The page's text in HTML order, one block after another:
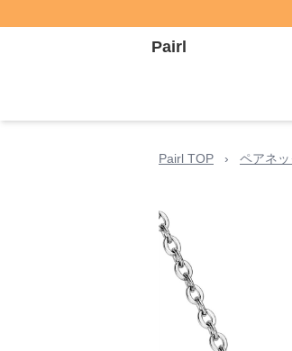
Pairl
Pairl TOP › ペアネ